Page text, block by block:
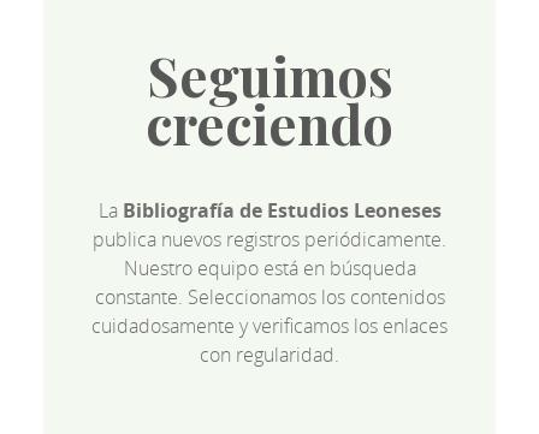
Seguimos
creciendo
La Bibliografía de Estudios Leoneses
publica nuevos registros periódicamente.
Nuestro equipo está en búsqueda
constante. Seleccionamos los contenidos
cuidadosamente y verificamos los enlaces
con regularidad.